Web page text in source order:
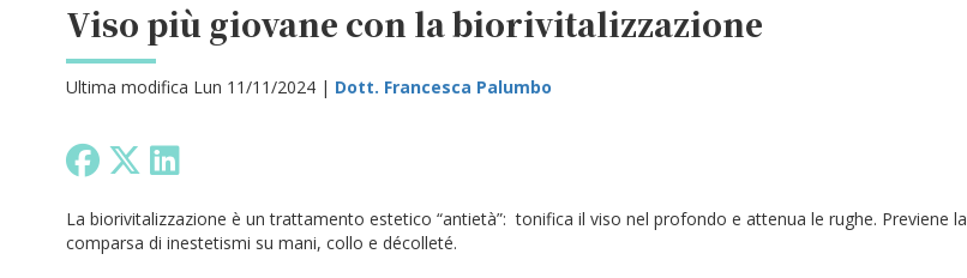
Viso più giovane con la biorivitalizzazione
Ultima modifica Lun 11/11/2024 | Dott. Francesca Palumbo
La biorivitalizzazione è un trattamento estetico “antietà”: tonifica il viso nel profondo e attenua le rughe. Previene la
comparsa di inestetismi su mani, collo e décolleté.